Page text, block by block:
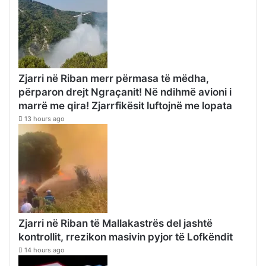
Zjarri në Riban merr përmasa të mëdha,
përparon drejt Ngraçanit! Në ndihmë avioni i
marrë me qira! Zjarrfikësit luftojnë me lopata
13 hours ago
Zjarri në Riban të Mallakastrës del jashtë
kontrollit, rrezikon masivin pyjor të Lofkëndit
14 hours ago